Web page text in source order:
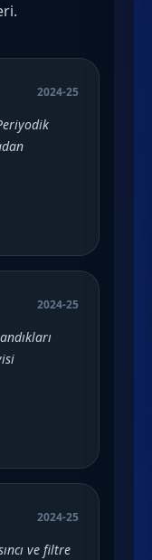
2024-25
2024-25
2024-25
ve filtre